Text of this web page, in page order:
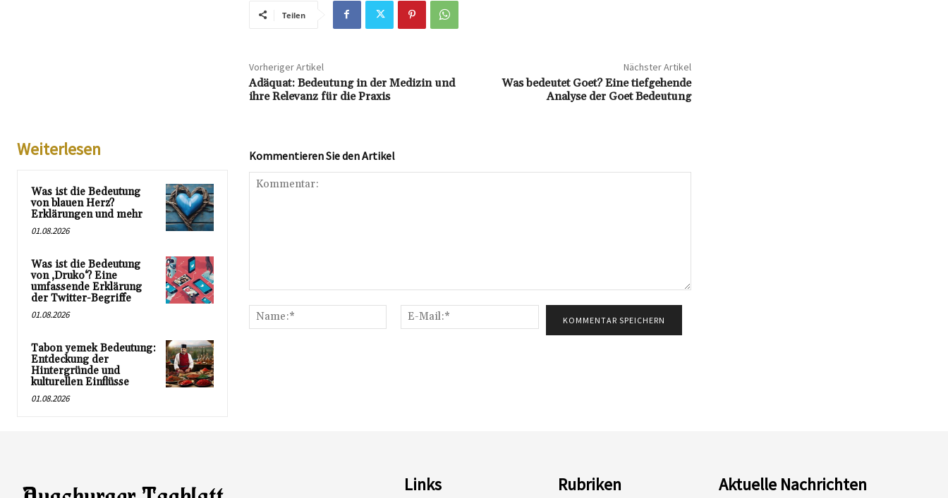
Teilen
Vorheriger Artikel
Adäquat: Bedeutung in der Medizin und
ihre Relevanz für die Praxis
Nächster Artikel
Was bedeutet Goet? Eine tiefgehende
Analyse der Goet Bedeutung
Weiterlesen
Was ist die Bedeutung
von blauen Herz?
Erklärungen und mehr
01.08.2026
Was ist die Bedeutung
von ‚Druko‘? Eine
umfassende Erklärung
der Twitter-Begriffe
01.08.2026
Tabon yemek Bedeutung:
Entdeckung der
Hintergründe und
kulturellen Einflüsse
01.08.2026
Kommentieren Sie den Artikel
Name:*
Mail:*
Links Rubriken Aktuelle Nachrichten